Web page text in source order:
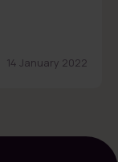
14 January 2022